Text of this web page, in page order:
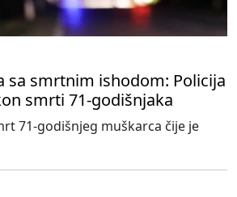
sa smrtnim ishodom: Policija
smrti 71-godišnjaka
71-godišnjeg muškarca čije je